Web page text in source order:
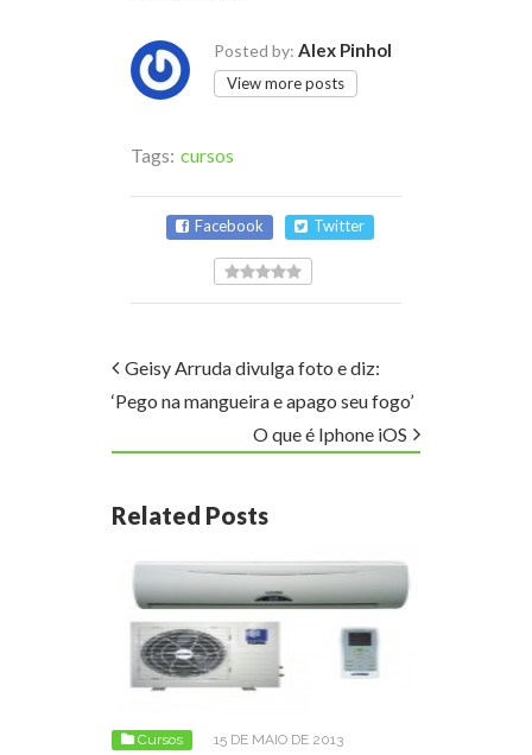
Posted by: Alex Pinhol
View more posts
Tags: cursos
Facebook Twitter
Geisy Arruda divulga foto e diz:
‘Pego na mangueira e apago seu fogo’
O que é Iphone iOS
Related Posts
Cursos 15 DE MAIO DE 2013